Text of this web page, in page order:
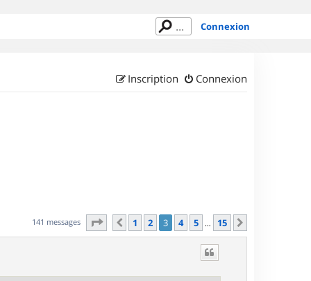
Connexion
Connexion
Inscription
141 messages Page sur15
Précédent
1 2 3 4 5 … 15